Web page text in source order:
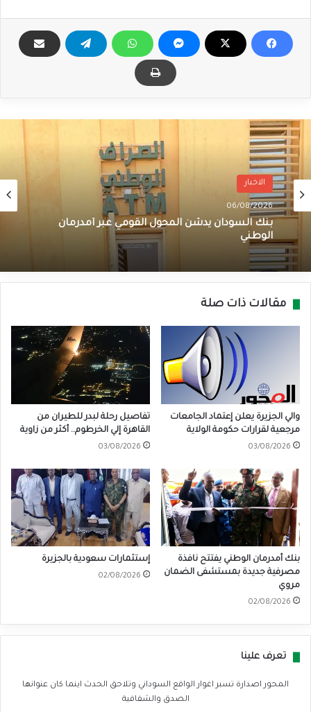
الاخبار
06/08/2026
بنك السودان يدشن المحول القومي عبر أمدرمان
الوطني
الاخبار
04/08/2026
أخطر تصريح لياسر العطا منذ اندلاع الحرب .. ما
مقالات ذات صلة
والي الجزيرة يعلن إعتماد الجامعات
مرجعية لقرارات حكومة الولاية
03/08/2026
تفاصيل رحلة لبدر للطيران من
القاهرة إلي الخرطوم.. أكثر من زاوية
03/08/2026
بنك أمدرمان الوطني يفتتح نافذة
مصرفية جديدة بمستشفى الضمان
مروي
02/08/2026
إستثمارات سعودية بالجزيرة
02/08/2026
تعرف علينا
المحور اصدارة تسبر اغوار الواقع السوداني وتلاحق الحدث اينما كان عنوانها
الصدق والشفافية